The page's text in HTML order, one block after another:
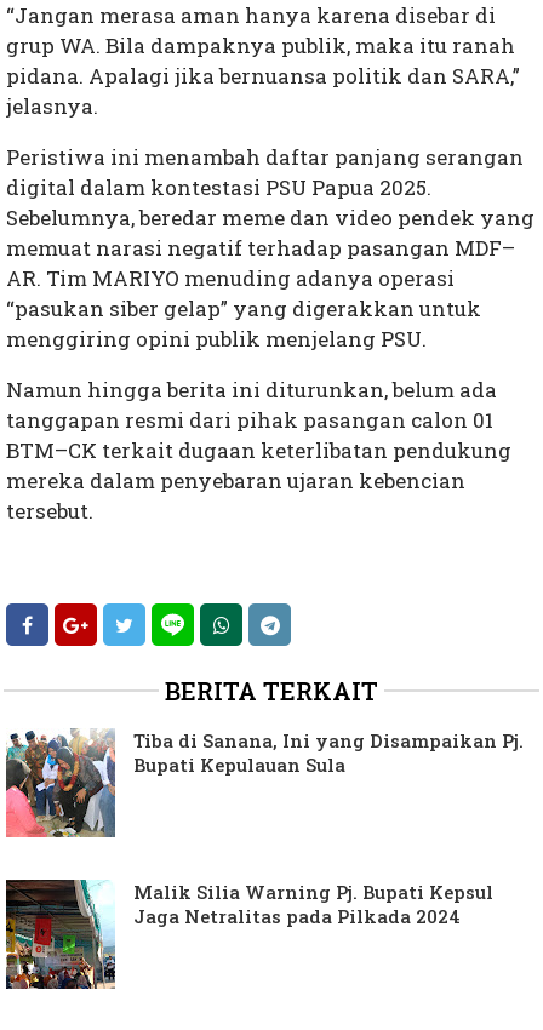
“Jangan merasa aman hanya karena disebar di
grup WA. Bila dampaknya publik, maka itu ranah
pidana. Apalagi jika bernuansa politik dan SARA,”
jelasnya.
Peristiwa ini menambah daftar panjang serangan
digital dalam kontestasi PSU Papua 2025.
Sebelumnya, beredar meme dan video pendek yang
memuat narasi negatif terhadap pasangan MDF–
AR. Tim MARIYO menuding adanya operasi
“pasukan siber gelap” yang digerakkan untuk
menggiring opini publik menjelang PSU.
Namun hingga berita ini diturunkan, belum ada
tanggapan resmi dari pihak pasangan calon 01
BTM–CK terkait dugaan keterlibatan pendukung
mereka dalam penyebaran ujaran kebencian
tersebut.
BERITA TERKAIT
Tiba di Sanana, Ini yang Disampaikan Pj.
Bupati Kepulauan Sula
Malik Silia Warning Pj. Bupati Kepsul
Jaga Netralitas pada Pilkada 2024